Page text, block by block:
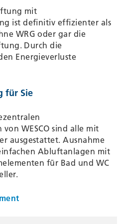
mit
ist definitiv effizienter als
WRG oder gar die
Durch die
Energieverluste
für Sie
WESCO sind alle mit
ausgestattet. Ausnahme
Abluftanlagen mit
für Bad und WC